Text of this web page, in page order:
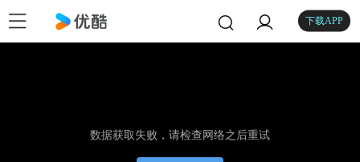
下载APP
数据获取失败，请检查网络之后重试